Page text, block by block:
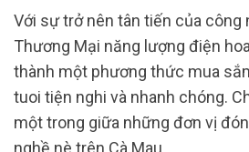
Với sự trở nên tân tiến của công
Thương Mại năng lượng điện
thành một phương thức mua
tuoi tiện nghi và nhanh chóng.
một trong giữa những đơn vị
nghề nè trên Cà Mau.